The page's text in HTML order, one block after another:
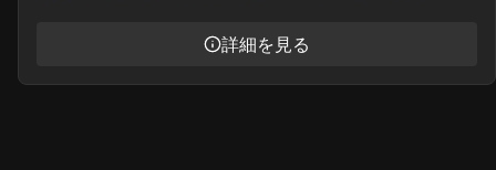
詳細を見る